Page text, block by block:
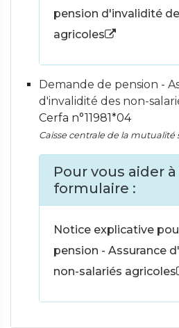
pension d'invalidité
agricoles
Demande de pension -
d'invalidité des non-
Cerfa n°11981*04
Caisse centrale de la mutualité
Pour vous aider
formulaire :
Notice explicative
pension - Assurance
non-salariés agricoles